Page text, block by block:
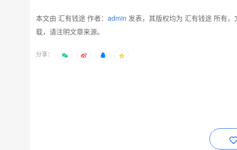
本文由 汇有钱途 作者： admin 发表，其版权均为 汇有钱途 所有
载，请注明文章来源。
分享：